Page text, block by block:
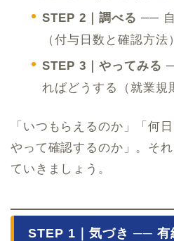
STEP 2｜調べる ──
（付与日数と確認方法）
STEP 3｜やってみる
ればどうする（就業規
「いつもらえるのか」「何
やって確認するのか」。そ
ていきましょう。
STEP 1｜気づき ── 有